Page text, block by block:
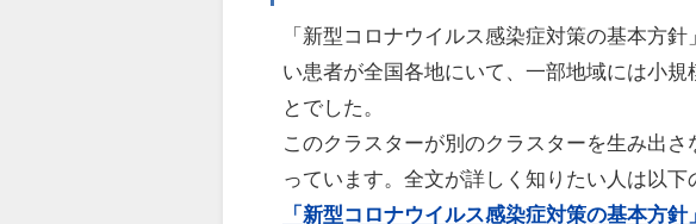
「新型コロナウイルス感染症対策の基本方
い患者が全国各地にいて、一部地域には小
とでした。
このクラスターが別のクラスターを生み出
っています。全文が詳しく知りたい人は以下
「新型コロナウイルス感染症対策の基本方